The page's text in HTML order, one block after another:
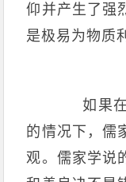
仰并产生了强
是极易为物质
如果在
的情况下，儒
观。儒家学说